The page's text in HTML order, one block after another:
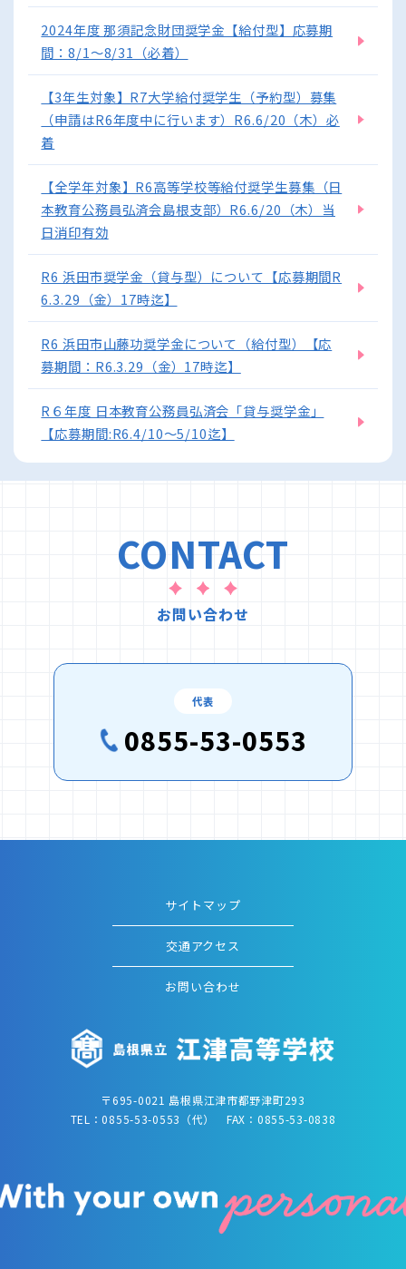
2024年度 那須記念財団奨学金【給付型】応募期
間：8/1～8/31（必着）
【3年生対象】R7大学給付奨学生（予約型）募集
（申請はR6年度中に行います）R6.6/20（木）必
着
【全学年対象】R6高等学校等給付奨学生募集（日
本教育公務員弘済会島根支部）R6.6/20（木）当
日消印有効
R6 浜田市奨学金（貸与型）について【応募期間R
6.3.29（金）17時迄】
R6 浜田市山藤功奨学金について（給付型）【応
募期間：R6.3.29（金）17時迄】
R６年度 日本教育公務員弘済会「貸与奨学金」
【応募期間:R6.4/10～5/10迄】
CONTACT
お問い合わせ
代表
0855-53-0553
サイトマップ
交通アクセス
お問い合わせ
〒695-0021 島根県江津市都野津町293
TEL：0855-53-0553（代） FAX：0855-53-0838